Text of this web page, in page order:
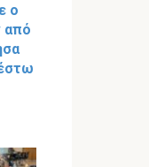
ο
από